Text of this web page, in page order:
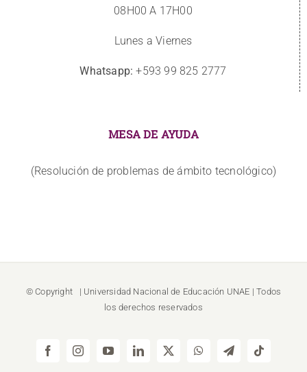
08H00 A 17H00
Lunes a Viernes
Whatsapp: +593 99 825 2777
MESA DE AYUDA
(Resolución de problemas de ámbito tecnológico)
© Copyright | Universidad Nacional de Educación UNAE | Todos
los derechos reservados
FacebookInstagramYouTubeLinkedIn
X WhatsAppTelegramTiktok